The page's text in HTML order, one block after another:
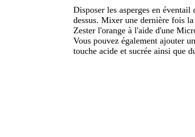
Disposer les asperges en
dessus. Mixer une dernière fois
Zester l'orange à l'aide d'une
Vous pouvez également ajouter
touche acide et sucrée ainsi que